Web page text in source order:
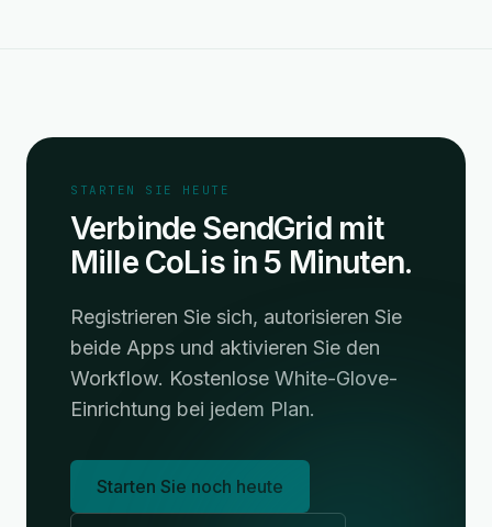
STARTEN SIE HEUTE
Verbinde SendGrid mit
Mille CoLis in 5 Minuten.
Registrieren Sie sich, autorisieren Sie
beide Apps und aktivieren Sie den
Workflow. Kostenlose White-Glove-
Einrichtung bei jedem Plan.
Starten Sie noch heute